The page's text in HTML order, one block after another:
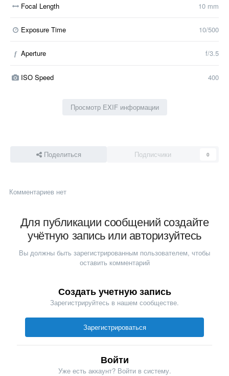
Focal Length 10 mm
Exposure Time 10/500
f Aperture f/3.5
ISO Speed 400
Просмотр EXIF информации
Поделиться Подписчики 0
Комментариев нет
Для публикации сообщений создайте
учётную запись или авторизуйтесь
Вы должны быть зарегистрированным пользователем, чтобы
оставить комментарий
Создать учетную запись
Зарегистрируйтесь в нашем сообществе.
Зарегистрироваться
Войти
Уже есть аккаунт? Войти в систему.